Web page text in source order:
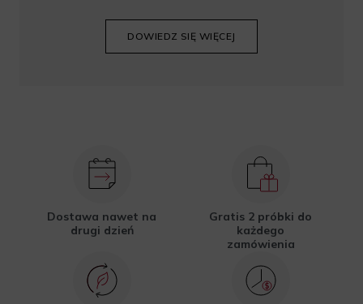
DOWIEDZ SIĘ WIĘCEJ
Dostawa nawet na
drugi dzień
Gratis 2 próbki do
każdego
zamówienia